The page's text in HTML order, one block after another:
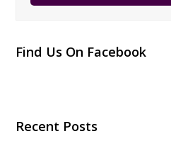
Find Us On Facebook
Recent Posts